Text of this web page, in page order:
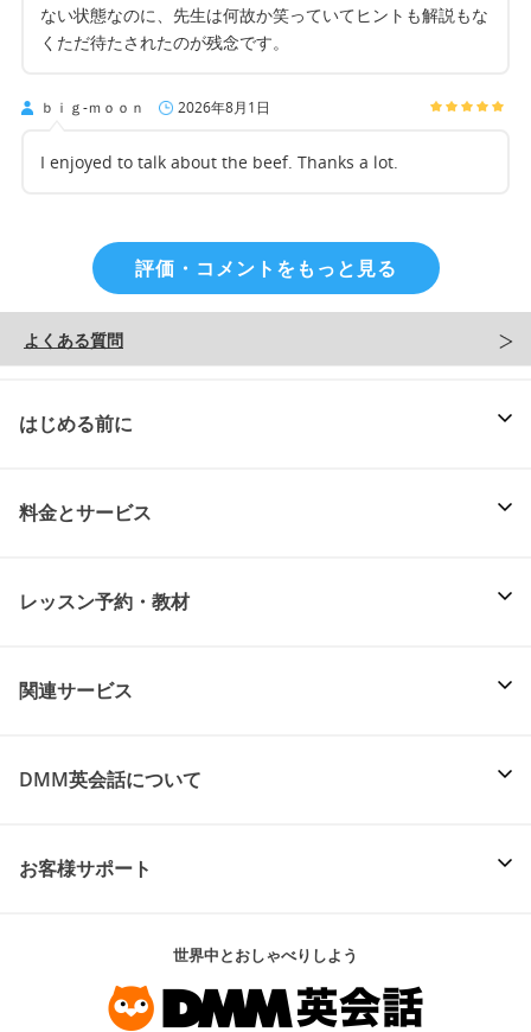
ない状態なのに、先生は何故か笑っていてヒントも解説もな
くただ待たされたのが残念です。
ｂｉｇ-ｍｏｏｎ 2026年8月1日
I enjoyed to talk about the beef. Thanks a lot.
評価・コメントをもっと見る
よくある質問
はじめる前に
料金とサービス
レッスン予約・教材
関連サービス
DMM英会話について
お客様サポート
世界中とおしゃべりしよう